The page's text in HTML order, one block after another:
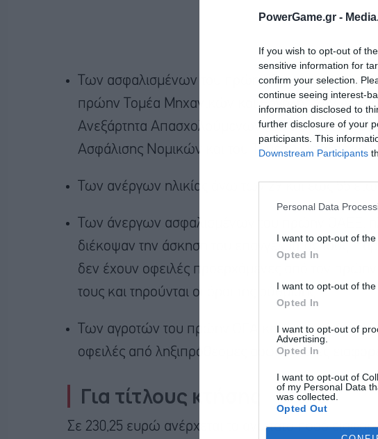
PowerGame.gr -
If you wish to opt-out of
sensitive information for
confirm your selection.
continue seeing interest-
information disclosed to
further disclosure of your
participants. This
Downstream Participants
Personal Data
I want to opt-out of
Opted In
I want to opt-out of
Opted In
I want to opt-out of
Advertising.
Opted In
I want to opt-out of
of my Personal Data
was collected.
Opted Out
Των ασφαλισμένων του πρώην Οργανισμού
πρώην Τομέα Μηχανικών και Εργοληπτών
Ανεξάρτητα Απασχολούμενων (ΕΤΑΑ) και των
Ασφάλισης Νομικών και του Τομέα Σύνταξης και
Των ανέργων ηλικίας άνω των 29 και έως 55
Των άνεργων ασφαλισμένων του πρώην ΟΑΕΕ,
διέκοψαν την άσκηση του επαγγέλματός τους,
δεν έχουν οφειλές προερχόμενες από τον πρώην
τους και τηρούνται οι όροι της ρύθμισης.
Των αγροτών του πρώην ΟΓΑ και των μελών της
οφειλές από ληξιπρόθεσμες ασφαλιστικές
Για τίτλους κτήσης
Σε 230,25 ευρώ ανέρχεται το ανώτατο ποσό